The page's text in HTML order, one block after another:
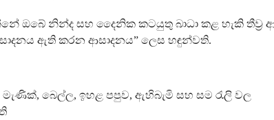
නින්ද සහ දෛනික කටයුතු බාධා කළ හැකි තීව්‍ර
ඇති කරන ආසාදනය” ලෙස හඳුන්වති.
මැණික්, බෙල්ල, ඉහළ පපුව, ඇහිබැමි සහ සම රැලි වල